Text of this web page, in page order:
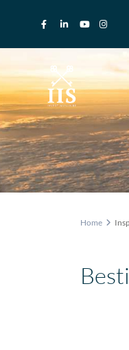
Home